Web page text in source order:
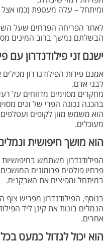
ומיתחל – עלה מעטפת (כמו
לאחר הפריחה הפרחים שעל
הבשלתם נמשך ברוב המינים
ישנם זני פילודנדרון עם
אמנם פירות הפילודנדרון
לבני אדם.
מחקרים מסוימים מדווחים על
בהכנה נכונה הפרי של זנים
הוא משמש מזון לקופים
מעוכלים.
הוא מושך חיפושית
הפילודנדרון משתמש
פרחיו פולטים פרומונים המושכים
במיתחל ומפיצים את האבקנים.
בנוסף, הפילודנדרון מפריש צוף
הנמלים בונות את קינן ליד
אחרים.
הוא יכול לגדול כמעט